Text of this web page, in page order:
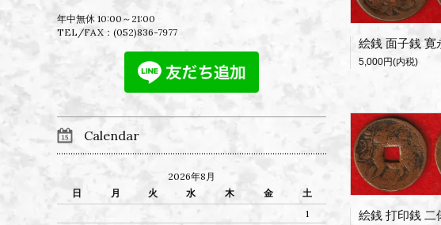
絵銭 面子銭 寛
5,000円(内税)
絵銭 打印銭 二
年中無休 10:00～21:00
TEL/FAX： (052)836-7977
Calendar
2026年8月
日
月 火 水 木 金
土
1